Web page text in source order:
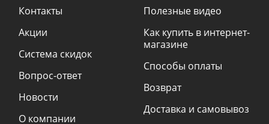
Контакты
Акции
Система скидок
Вопрос-ответ
Новости
О компании
Полезные видео
Как купить в интернет-
магазине
Способы оплаты
Возврат
Доставка и самовывоз